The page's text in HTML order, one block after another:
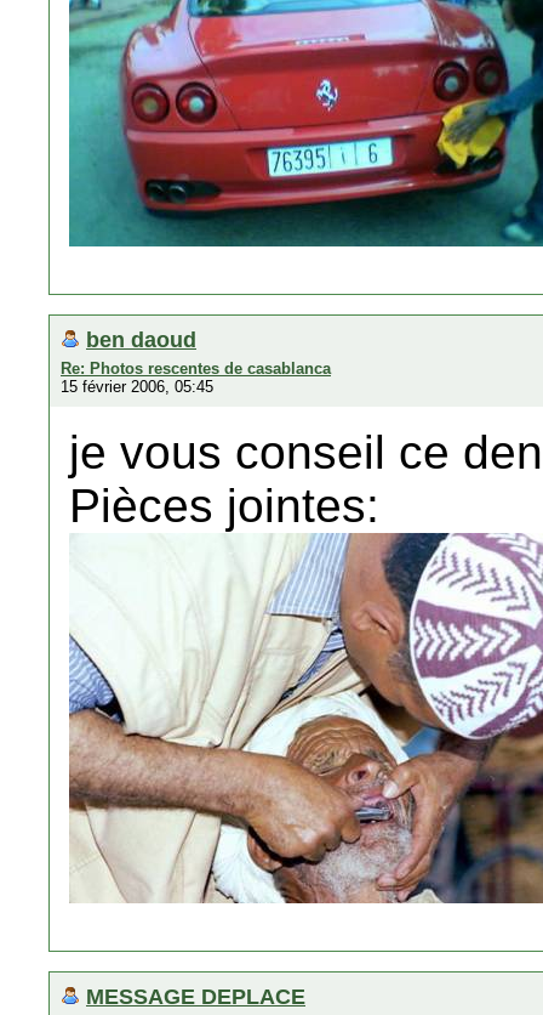
ben daoud
Re: Photos rescentes de casablanca
15 février 2006, 05:45
je vous conseil ce
Pièces jointes:
MESSAGE DEPLACE